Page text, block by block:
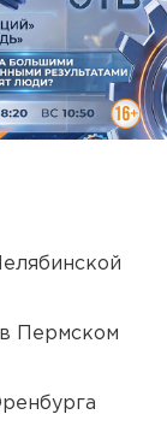
Пермском